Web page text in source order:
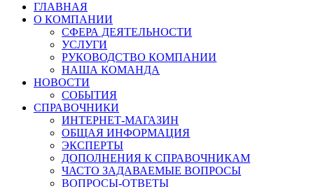
ГЛАВНАЯ
О КОМПАНИИ
СФЕРА ДЕЯТЕЛЬНОСТИ
УСЛУГИ
РУКОВОДСТВО КОМПАНИИ
НАША КОМАНДА
НОВОСТИ
СОБЫТИЯ
СПРАВОЧНИКИ
ИНТЕРНЕТ-МАГАЗИН
ОБЩАЯ ИНФОРМАЦИЯ
ЭКСПЕРТЫ
ДОПОЛНЕНИЯ К СПРАВОЧНИКАМ
ЧАСТО ЗАДАВАЕМЫЕ ВОПРОСЫ
ВОПРОСЫ-ОТВЕТЫ